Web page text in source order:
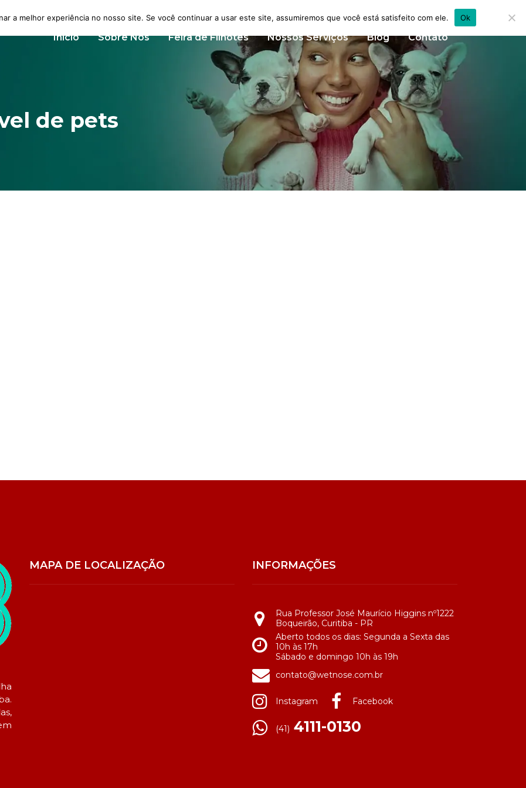
Início Sobre Nós Feira de Filhotes Nossos Serviços Blog Contato
de pets
MAPA DE LOCALIZAÇÃO INFORMAÇÕES
Rua Professor José Maurício Higgins nº1222
Boqueirão, Curitiba - PR
Aberto todos os dias: Segunda a Sexta das
10h às 17h
Sábado e domingo 10h às 19h
contato@wetnose.com.br
Instagram Facebook
(41) 4111-0130
a melhor experiência no nosso site. Se você continuar a usar este site, assumiremos que você está satisfeito com ele. Ok